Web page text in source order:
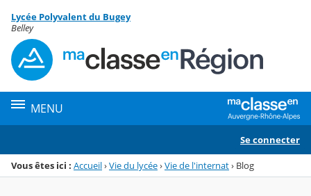
Menu de la rubrique
Contenu
Lycée Polyvalent du Bugey
Belley
MENU
Se connecter
Vous êtes ici : Accueil›Vie du lycée›Vie de l'internat› Blog